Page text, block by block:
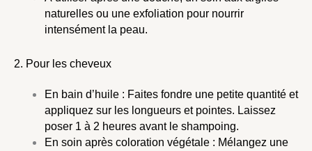
naturellesou une exfoliation pour nourrir
intensément la peau.
2. Pour les cheveux
En bain d’huile : Faites fondre une petite quantité et
appliquez sur les longueurs et pointes. Laissez
poser 1 à 2 heures avant le shampoing.
En soin après coloration végétale : Mélangez une